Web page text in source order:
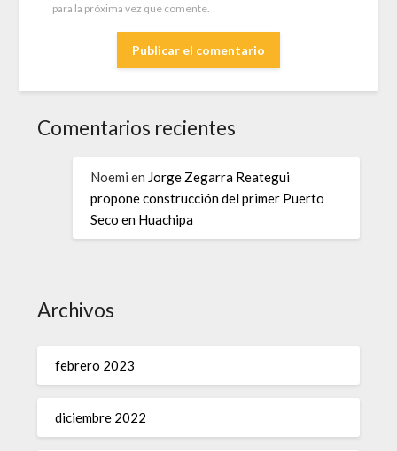
para la próxima vez que comente.
Comentarios recientes
Noemi en Jorge Zegarra Reategui
propone construcción del primer Puerto
Seco en Huachipa
Archivos
febrero 2023
diciembre 2022